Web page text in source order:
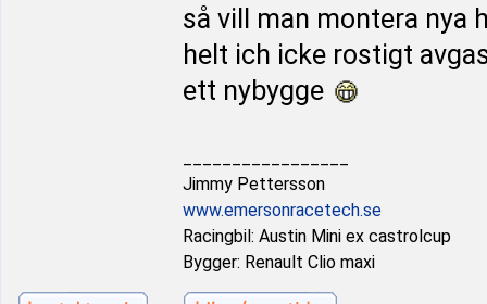
så vill man montera nya
helt ich icke rostigt
ett nybygge
Jimmy Pettersson
www.emersonracetech.se
Racingbil: Austin Mini ex castrolcup
Bygger: Renault Clio maxi